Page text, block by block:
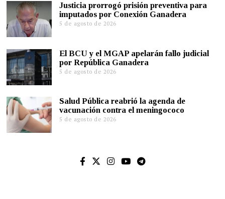
Justicia prorrogó prisión preventiva para
imputados por Conexión Ganadera
5 de agosto de 2026
El BCU y el MGAP apelarán fallo judicial
por República Ganadera
5 de agosto de 2026
Salud Pública reabrió la agenda de
vacunación contra el meningococo
5 de agosto de 2026